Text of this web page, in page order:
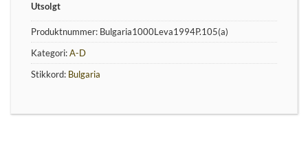
Utsolgt
Produktnummer: Bulgaria1000Leva1994P.105(a)
Kategori:A-D
Stikkord: Bulgaria